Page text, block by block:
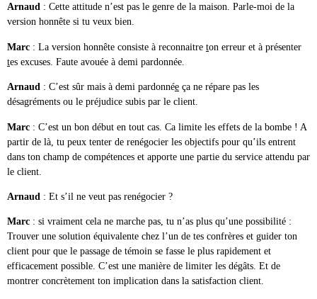
Arnaud : Cette attitude n’est pas le genre de la maison. Parle-moi de la
version honnête si tu veux bien.
Marc : La version honnête consiste à reconnaitre ton erreur et à présenter
tes excuses. Faute avouée à demi pardonnée.
Arnaud : C’est sûr mais à demi pardonnée ça ne répare pas les
désagréments ou le préjudice subis par le client.
Marc : C’est un bon début en tout cas. Ca limite les effets de la bombe ! A
partir de là, tu peux tenter de renégocier les objectifs pour qu’ils entrent
dans ton champ de compétences et apporte une partie du service attendu par
le client.
Arnaud : Et s’il ne veut pas renégocier ?
Marc : si vraiment cela ne marche pas, tu n’as plus qu’une possibilité :
Trouver une solution équivalente chez l’un de tes confrères et guider ton
client pour que le passage de témoin se fasse le plus rapidement et
efficacement possible. C’est une manière de limiter les dégâts. Et de
montrer concrètement ton implication dans la satisfaction client.